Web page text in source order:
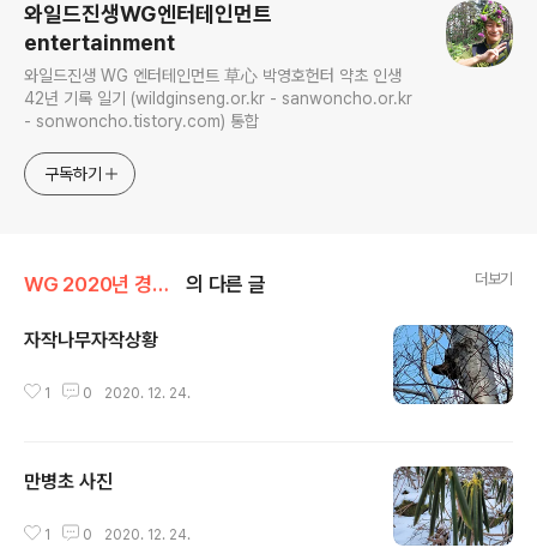
와일드진생WG엔터테인먼트
entertainment
와일드진생 WG 엔터테인먼트 草心 박영호헌터 약초 인생
42년 기록 일기 (wildginseng.or.kr - sanwoncho.or.kr
- sonwoncho.tistory.com) 통합
구독하기
WG 2020년 경자년 기록 의 다른 글 더보기
자작나무자작상황
1 0 2020. 12. 24.
만병초 사진
1 0 2020. 12. 24.